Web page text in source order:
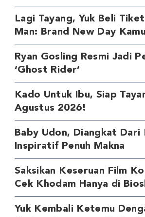
Lagi Tayang, Yuk Beli
Man: Brand New Day
Ryan Gosling Resmi Jadi
‘Ghost Rider’
Kado Untuk Ibu, Siap
Agustus 2026!
Baby Udon, Diangkat Dari
Inspiratif Penuh Makna
Saksikan Keseruan Film
Cek Khodam Hanya di
Yuk Kembali Ketemu